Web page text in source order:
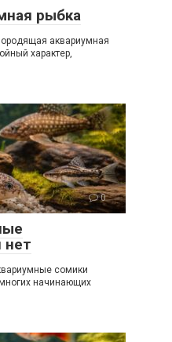
рыбка
аквариумная
характер,
0
сомики
начинающих